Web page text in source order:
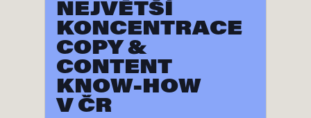
NEJVĚTŠÍ
KONCENTRACE
COPY &
CONTENT
KNOW-HOW
V ČR